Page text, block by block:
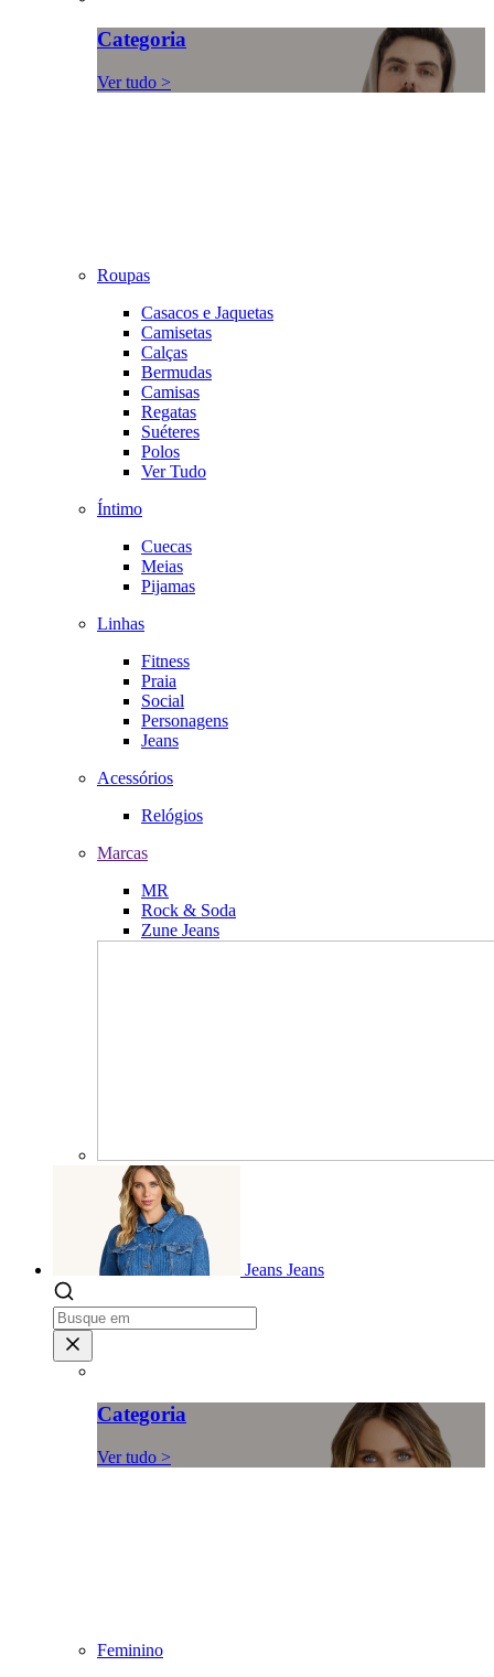
Categoria
Ver tudo >
Roupas
Casacos e Jaquetas
Camisetas
Calças
Bermudas
Camisas
Regatas
Suéteres
Polos
Ver Tudo
Íntimo
Cuecas
Meias
Pijamas
Linhas
Fitness
Praia
Social
Personagens
Jeans
Acessórios
Relógios
Marcas
MR
Rock & Soda
Zune Jeans
Jeans Jeans
Categoria
Ver tudo >
Feminino